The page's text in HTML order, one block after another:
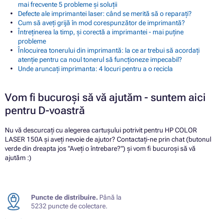
mai frecvente 5 probleme și soluții
Defecte ale imprimantei laser: când se merită să o reparați?
Cum să aveți grijă în mod corespunzător de imprimantă?
Întreținerea la timp, și corectă a imprimantei - mai puține
probleme
Înlocuirea tonerului din imprimantă: la ce ar trebui să acordați
atenție pentru ca noul tonerul să funcționeze impecabil?
Unde aruncați imprimanta: 4 locuri pentru a o recicla
Vom fi bucuroși să vă ajutăm - suntem aici
pentru D-voastră
Nu vă descurcați cu alegerea cartușului potrivit pentru HP COLOR
LASER 150A și aveți nevoie de ajutor? Contactați-ne prin chat (butonul
verde din dreapta jos "Aveți o întrebare?") și vom fi bucuroși să vă
ajutăm :)
Puncte de distribuire. Până la
5232 puncte de colectare.